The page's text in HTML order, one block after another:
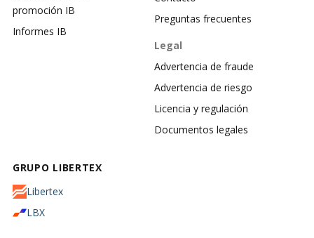
promoción IB
Informes IB
Preguntas frecuentes
Legal
Advertencia de fraude
Advertencia de riesgo
Licencia y regulación
Documentos legales
GRUPO LIBERTEX
Libertex
LBX